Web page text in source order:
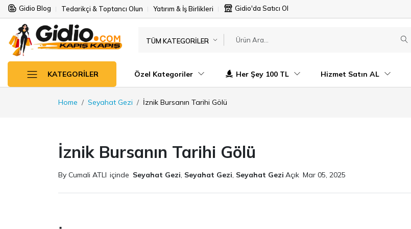
Gidio Blog Tedarikçi & Toptancı Olun Yatırım & İş Birlikleri Gidio'da Satıcı Ol
TÜM KATEGORILER
KATEGORILER Özel Kategoriler Her Şey 100 TL Hizmet Satın AL
Home Seyahat Gezi İznik Bursanın Tarihi Gölü
İznik Bursanın Tarihi Gölü
By Cumali ATLI içinde Seyahat Gezi Seyahat Gezi Seyahat Gezi Açık Mar 05, 2025